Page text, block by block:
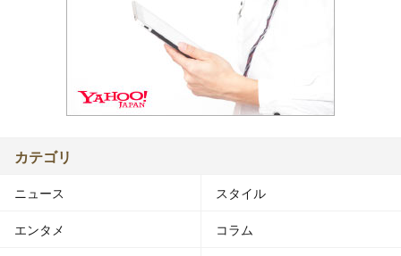
カテゴリ
ニュース スタイル
エンタメ コラム